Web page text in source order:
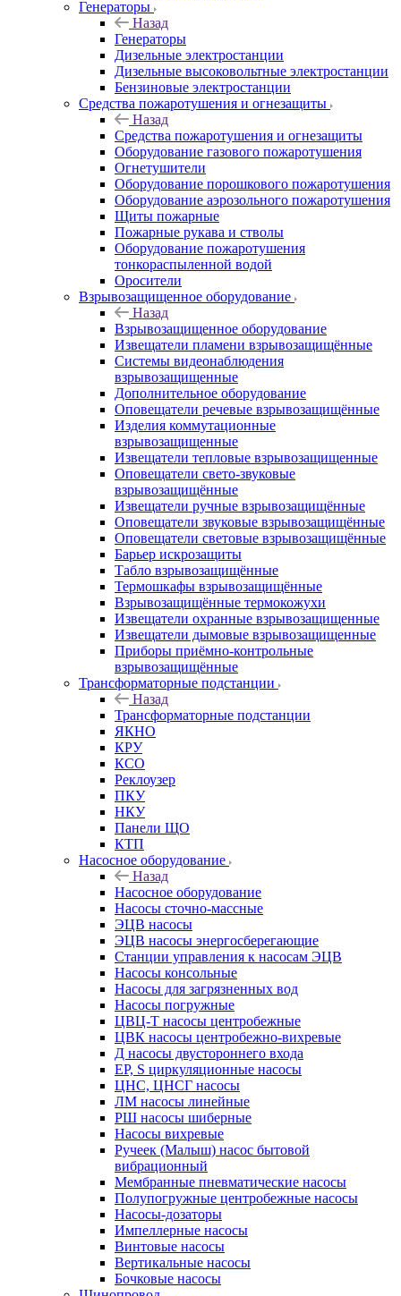
Генераторы
Назад
Генераторы
Дизельные электростанции
Дизельные высоковольтные электростанции
Бензиновые электростанции
Средства пожаротушения и огнезащиты
Назад
Средства пожаротушения и огнезащиты
Оборудование газового пожаротушения
Огнетушители
Оборудование порошкового пожаротушения
Оборудование аэрозольного пожаротушения
Щиты пожарные
Пожарные рукава и стволы
Оборудование пожаротушения
тонкораспыленной водой
Оросители
Взрывозащищенное оборудование
Назад
Взрывозащищенное оборудование
Извещатели пламени взрывозащищённые
Системы видеонаблюдения
взрывозащищенные
Дополнительное оборудование
Оповещатели речевые взрывозащищённые
Изделия коммутационные
взрывозащищенные
Извещатели тепловые взрывозащищенные
Оповещатели свето-звуковые
взрывозащищённые
Извещатели ручные взрывозащищённые
Оповещатели звуковые взрывозащищённые
Оповещатели световые взрывозащищённые
Барьер искрозащиты
Табло взрывозащищённые
Термошкафы взрывозащищённые
Взрывозащищённые термокожухи
Извещатели охранные взрывозащищенные
Извещатели дымовые взрывозащищенные
Приборы приёмно-контрольные
взрывозащищённые
Трансформаторные подстанции
Назад
Трансформаторные подстанции
ЯКНО
КРУ
КСО
Реклоузер
ПКУ
НКУ
Панели ЩО
КТП
Насосное оборудование
Назад
Насосное оборудование
Насосы сточно-массные
ЭЦВ насосы
ЭЦВ насосы энергосберегающие
Станции управления к насосам ЭЦВ
Насосы консольные
Насосы для загрязненных вод
Насосы погружные
ЦВЦ-Т насосы центробежные
ЦВК насосы центробежно-вихревые
Д насосы двустороннего входа
EP, S циркуляционные насосы
ЦНС, ЦНСГ насосы
ЛМ насосы линейные
РШ насосы шиберные
Насосы вихревые
Ручеек (Малыш) насос бытовой
вибрационный
Мембранные пневматические насосы
Полупогружные центробежные насосы
Насосы-дозаторы
Импеллерные насосы
Винтовые насосы
Вертикальные насосы
Бочковые насосы